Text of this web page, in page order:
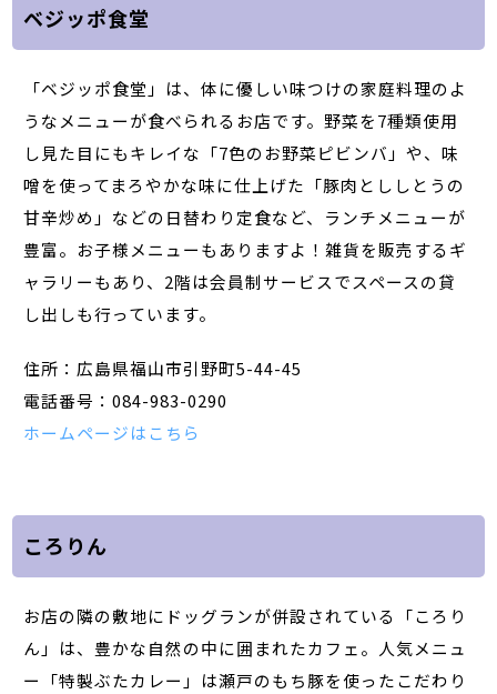
ベジッポ食堂
「ベジッポ食堂」は、体に優しい味つけの家庭料理のよ
うなメニューが食べられるお店です。野菜を7種類使用
し見た目にもキレイな「7色のお野菜ピビンバ」や、味
噌を使ってまろやかな味に仕上げた「豚肉とししとうの
甘辛炒め」などの日替わり定食など、ランチメニューが
豊富。お子様メニューもありますよ！雑貨を販売するギ
ャラリーもあり、2階は会員制サービスでスペースの貸
し出しも行っています。
住所：広島県福山市引野町5-44-45
電話番号：084-983-0290
ホームページはこちら
ころりん
お店の隣の敷地にドッグランが併設されている「ころり
ん」は、豊かな自然の中に囲まれたカフェ。人気メニュ
ー「特製ぶたカレー」は瀬戸のもち豚を使ったこだわり